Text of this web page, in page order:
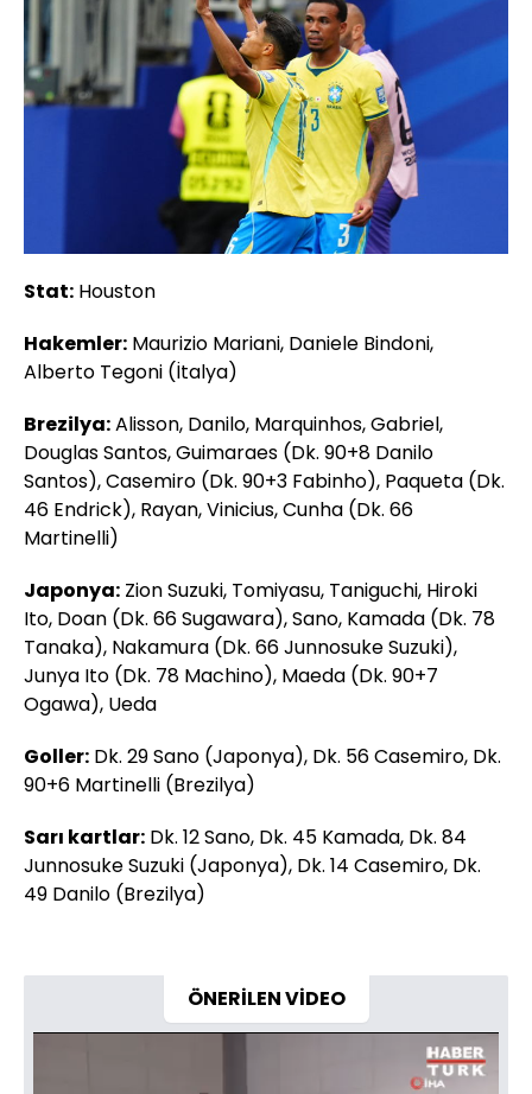
Stat: Houston
Hakemler: Maurizio Mariani, Daniele Bindoni,
Alberto Tegoni (İtalya)
Brezilya:Alisson, Danilo, Marquinhos, Gabriel,
Douglas Santos, Guimaraes (Dk. 90+8 Danilo
Santos), Casemiro (Dk. 90+3 Fabinho), Paqueta (Dk.
46 Endrick), Rayan, Vinicius, Cunha (Dk. 66
Martinelli)
Japonya: Zion Suzuki, Tomiyasu, Taniguchi, Hiroki
Ito, Doan (Dk. 66 Sugawara), Sano, Kamada (Dk. 78
Tanaka), Nakamura (Dk. 66 Junnosuke Suzuki),
Junya Ito (Dk. 78 Machino), Maeda (Dk. 90+7
Ogawa), Ueda
Goller: Dk. 29 Sano (Japonya), Dk. 56 Casemiro, Dk.
90+6 Martinelli (Brezilya)
Sarı kartlar: Dk. 12 Sano, Dk. 45 Kamada, Dk. 84
Junnosuke Suzuki (Japonya), Dk. 14 Casemiro, Dk.
49 Danilo (Brezilya)
ÖNERİLEN VİDEO